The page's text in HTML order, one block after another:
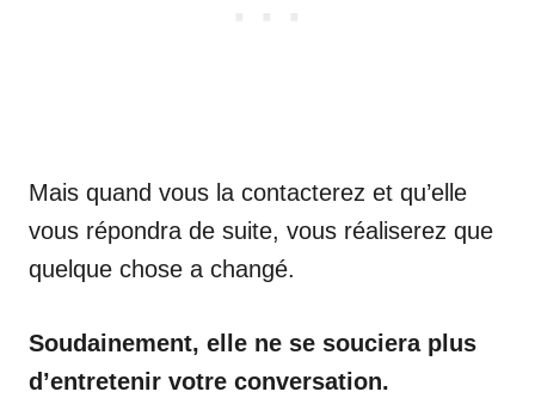
Mais quand vous la contacterez et qu’elle
vous répondra de suite, vous réaliserez que
quelque chose a changé.
Soudainement, elle ne se souciera plus
d’entretenir votre conversation.